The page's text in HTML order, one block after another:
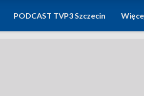
PODCAST TVP3 Szczecin